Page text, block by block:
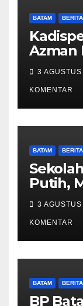
BATAM
Azman
Pajak
Pajak
hingga
3
KOMENTAR
BATAM BERITA
Putih,
di
3
KOMENTAR
BATAM BERITA
BP